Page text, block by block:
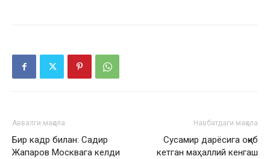
Аввалги мақола
Бир кадр билан: Садир
Жапаров Москвага келди
Навбатдаги мақола
Сусамир дарёсига оқиб
кетган маҳаллий кенгаш